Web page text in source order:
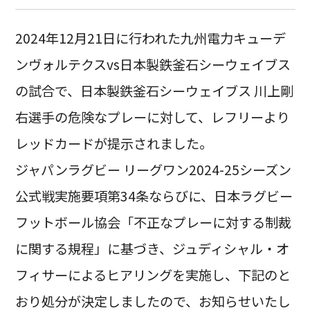
2024年12月21日に行われた九州電力キューデ
ンヴォルテクスvs日本製鉄釜石シーウェイブス
の試合で、日本製鉄釜石シーウェイブス 川上剛
右選手の危険なプレーに対して、レフリーより
レッドカードが提示されました。
ジャパンラグビー リーグワン2024-25シーズン
公式戦実施要項第34条ならびに、日本ラグビー
フットボール協会「不正なプレーに対する制裁
に関する規程」に基づき、ジュディシャル・オ
フィサーによるヒアリングを実施し、下記のと
おり処分が決定しましたので、お知らせいたし